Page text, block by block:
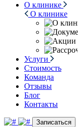
О клинике
О клинике
Услуги
Стоимость
Команда
Отзывы
Блог
Контакты
Записаться